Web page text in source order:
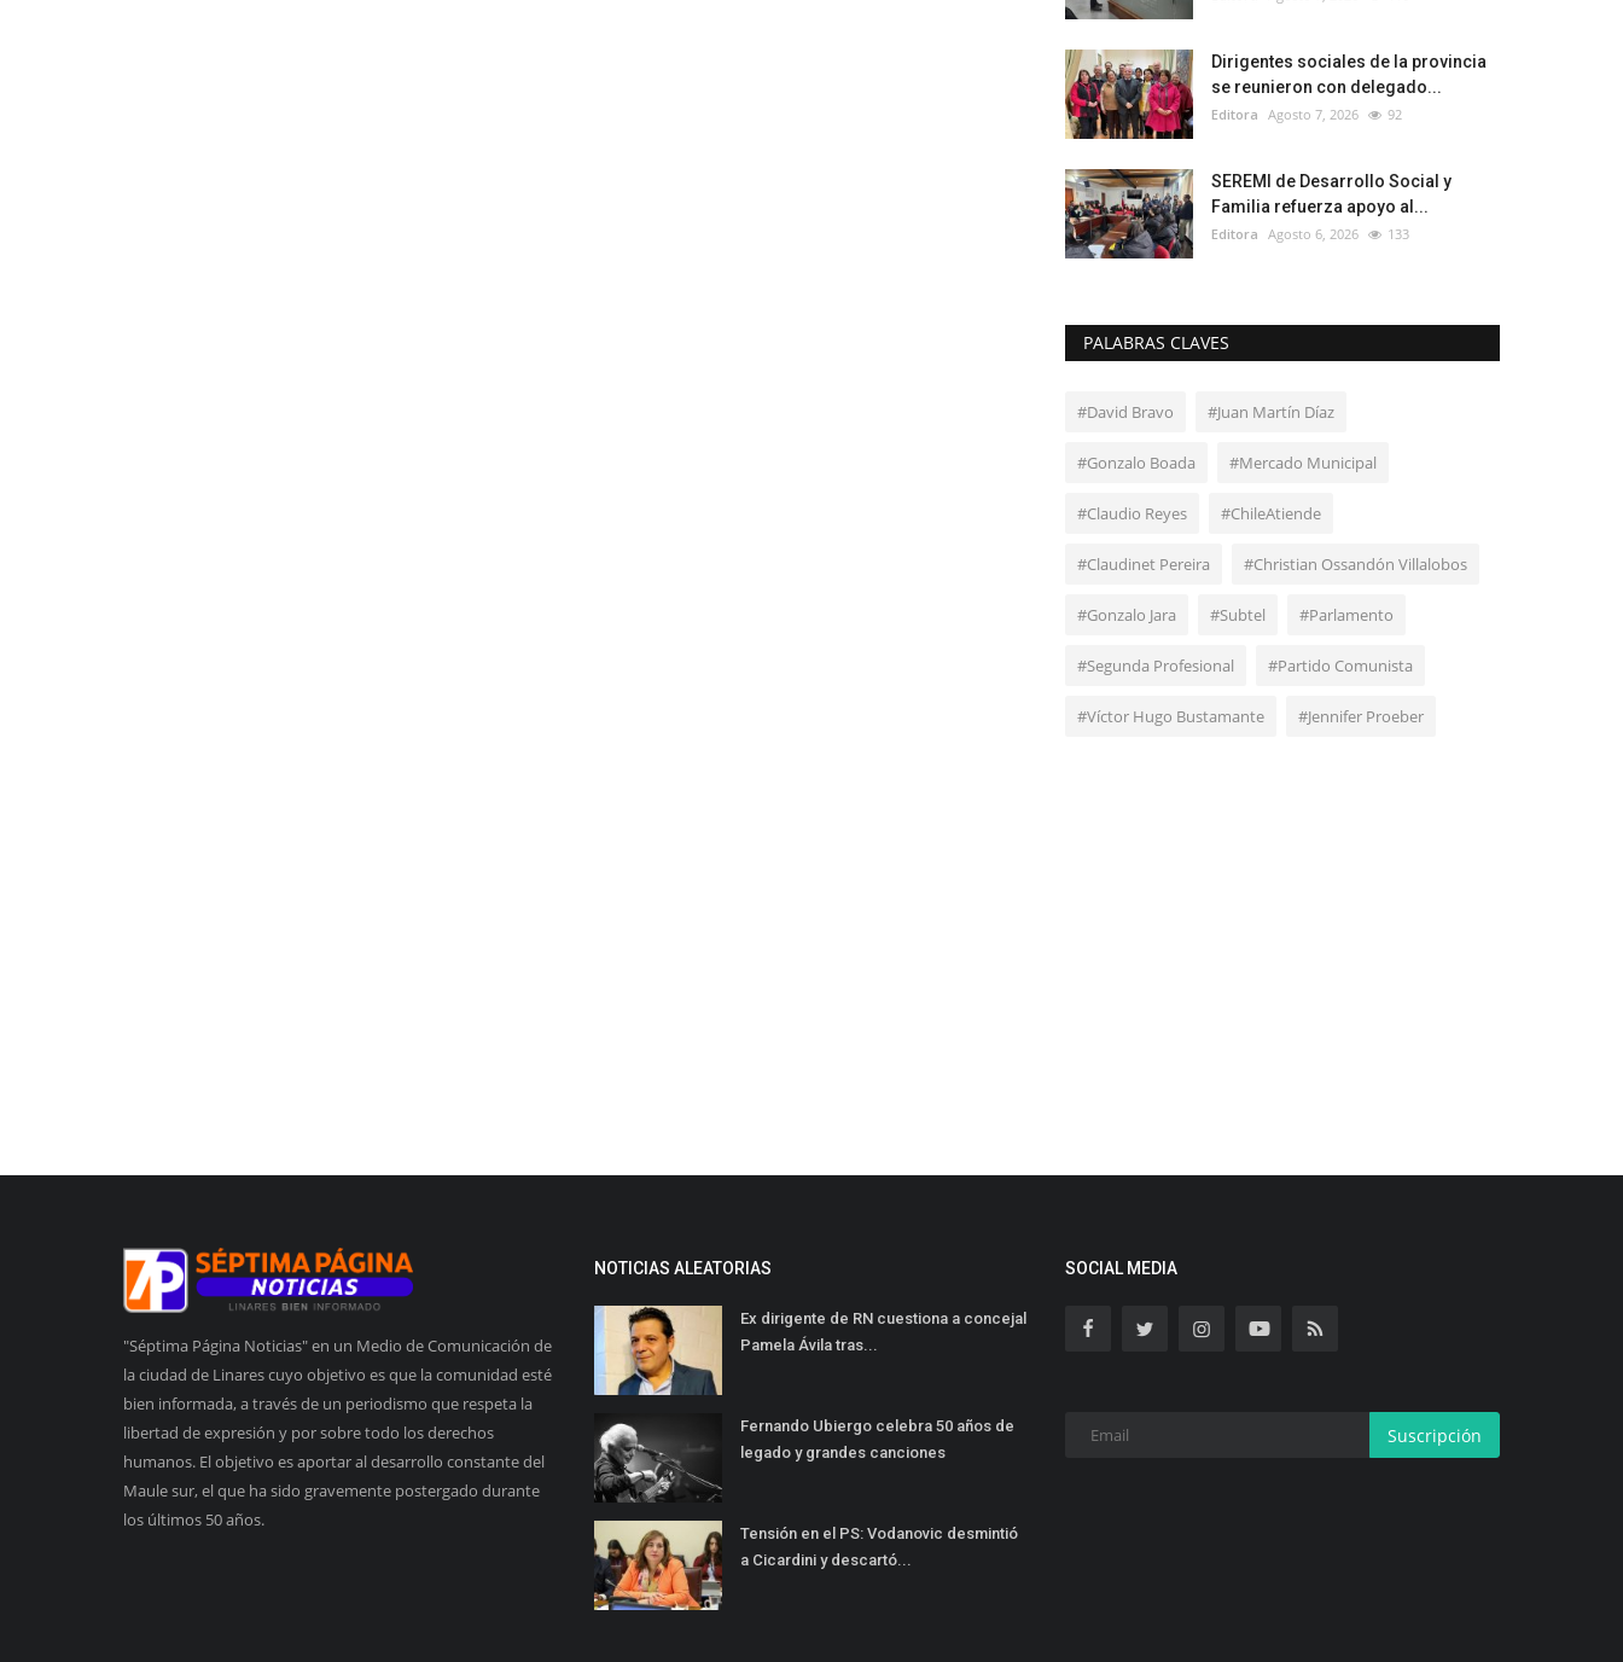
Dirigentes sociales de la provincia
se reunieron con delegado...
Editora Agosto 7, 2026 92
SEREMI de Desarrollo Social y
Familia refuerza apoyo al...
Editora Agosto 6, 2026 133
PALABRAS CLAVES
#David Bravo #Juan Martín Díaz
#Gonzalo Boada #Mercado Municipal
#Claudio Reyes #ChileAtiende
#Claudinet Pereira #Christian Ossandón Villalobos
#Gonzalo Jara #Subtel #Parlamento
#Segunda Profesional #Partido Comunista
#Víctor Hugo Bustamante #Jennifer Proeber
"Séptima Página Noticias" en un Medio de Comunicación de
la ciudad de Linares cuyo objetivo es que la comunidad esté
bien informada, a través de un periodismo que respeta la
libertad de expresión y por sobre todo los derechos
humanos. El objetivo es aportar al desarrollo constante del
Maule sur, el que ha sido gravemente postergado durante
los últimos 50 años.
NOTICIAS ALEATORIAS
Ex dirigente de RN cuestiona a concejal
Pamela Ávila tras...
Fernando Ubiergo celebra 50 años de
legado y grandes canciones
Tensión en el PS: Vodanovic desmintió
a Cicardini y descartó...
SOCIAL MEDIA
Suscripción